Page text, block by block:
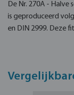
De Nr. 270A - Halve
is geproduceerd
en DIN 2999. Deze